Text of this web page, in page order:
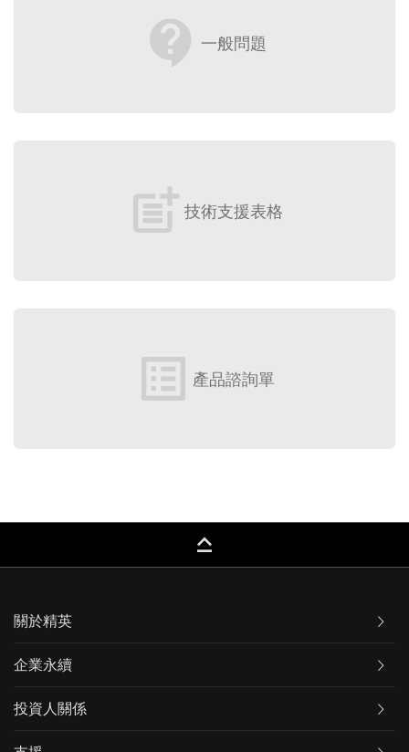
contact_support 一般問題
post_add 技術支援表格
list_alt 產品諮詢單
keyboard_capslock
關於精英
企業永續
投資人關係